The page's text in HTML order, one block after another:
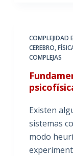
COMPLEJIDAD
CEREBRO,
COMPLEJAS
Existen
sistemas
modo